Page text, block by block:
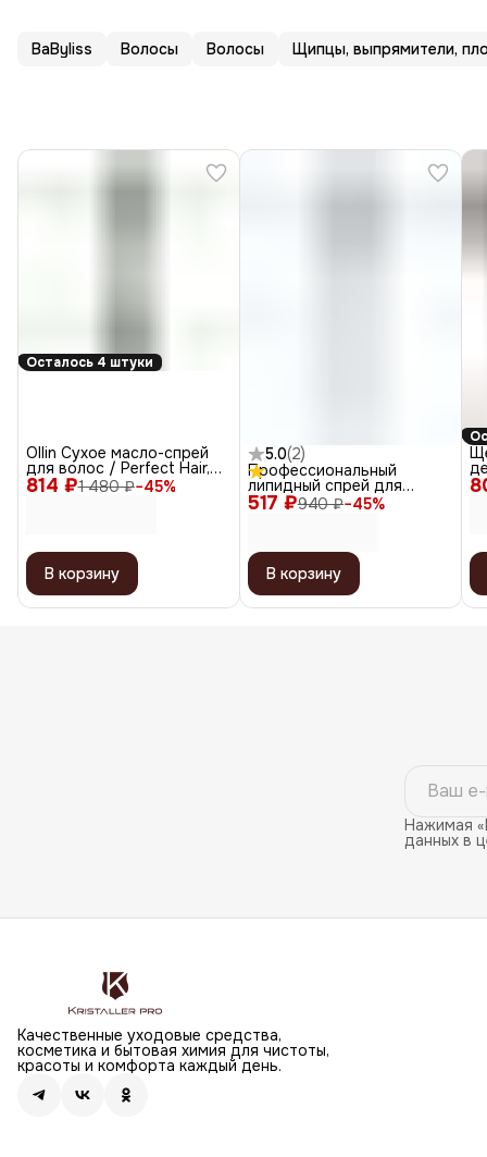
BaByliss Волосы Волосы Щипцы, выпрямители,
Осталось 4 штуки
814 ₽1 480 ₽−45%
Ollin Сухое масло-спрей
для волос / Perfect Hair,
200 мл
В корзину
5.0(2)
517 ₽940 ₽−45%
Профессиональный
липидный спрей для
интенсивного
восстановления волос,
В корзину
Нажимая
данных в
Качественные уходовые средства,
косметика и бытовая химия для чистоты,
красоты и комфорта каждый день.